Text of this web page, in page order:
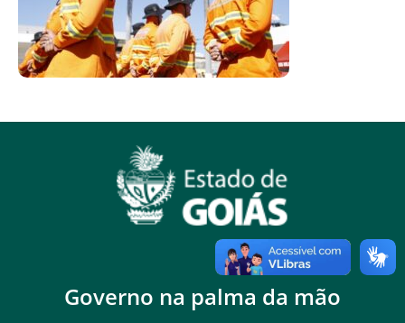
Governo na palma da mão